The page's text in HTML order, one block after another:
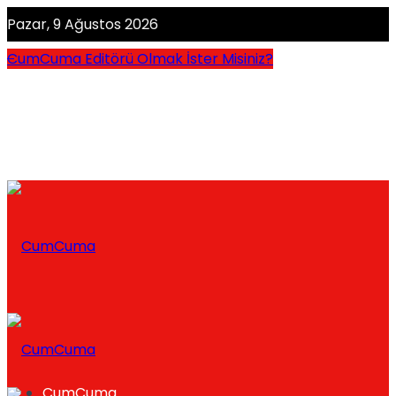
Pazar, 9 Ağustos 2026
CumCuma Editörü Olmak İster Misiniz?